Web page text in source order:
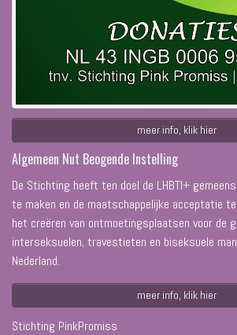
meer info, klik hier
Algemeen Nut Beogende Instelling
De Stichting heeft ten doel de LHBTI+
te maken en de maatschappelijke acceptatie
het creëren van ontmoetingsplaatsen voor de
interseksuelen, travestieten en biseksuele
Nederland.
meer info, klik hier
Stichting PinkPromiss